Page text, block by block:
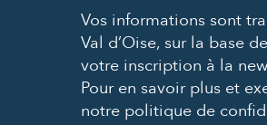
*
Vos informations sont
Val d’Oise, sur la base
votre inscription à la
Pour en savoir plus et
notre politique de